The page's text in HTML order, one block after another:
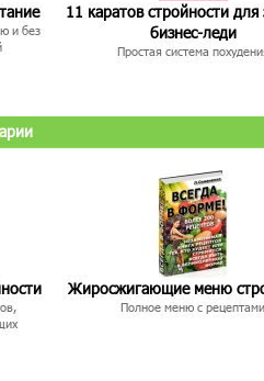
и без
11 каратов стройности для
бизнес-леди
Простая система
Жиросжигающие меню
Полное меню с рецептами